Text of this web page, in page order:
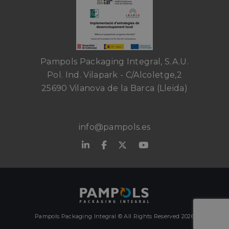
Pampols Packaging Integral, S.A.U.
Pol. Ind. Vilapark - C/Alcoletge,2
25690 Vilanova de la Barca (Lleida)
info@pampols.es
Pampols Packaging Integral © All Rights Reserved 2026